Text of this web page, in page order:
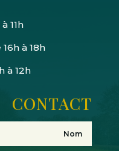
11h
à 18h
à 12h
CONTACT